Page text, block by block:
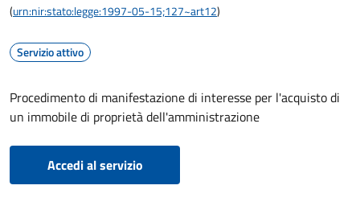
(urn:nir:stato:legge:1997-05-15;127~art12)
Servizio attivo
Procedimento di manifestazione di interesse per l'acquisto di
un immobile di proprietà dell'amministrazione
Accedi al servizio